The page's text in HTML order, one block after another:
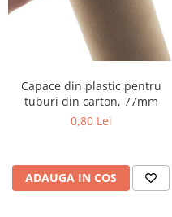
Capace din plastic pentru
tuburi din carton, 77mm
0,80 Lei
ADAUGA IN COS